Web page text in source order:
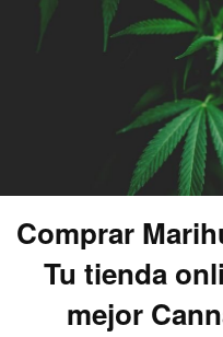
Comprar
Tu tienda
mejor